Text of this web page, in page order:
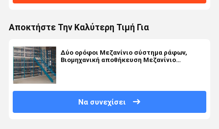
Αποκτήστε Την Καλύτερη Τιμή Για
Δύο ορόφοι Μεζανίνιο σύστημα ράφων,
Βιομηχανική αποθήκευση Μεζανίνιο
Να συνεχίσει